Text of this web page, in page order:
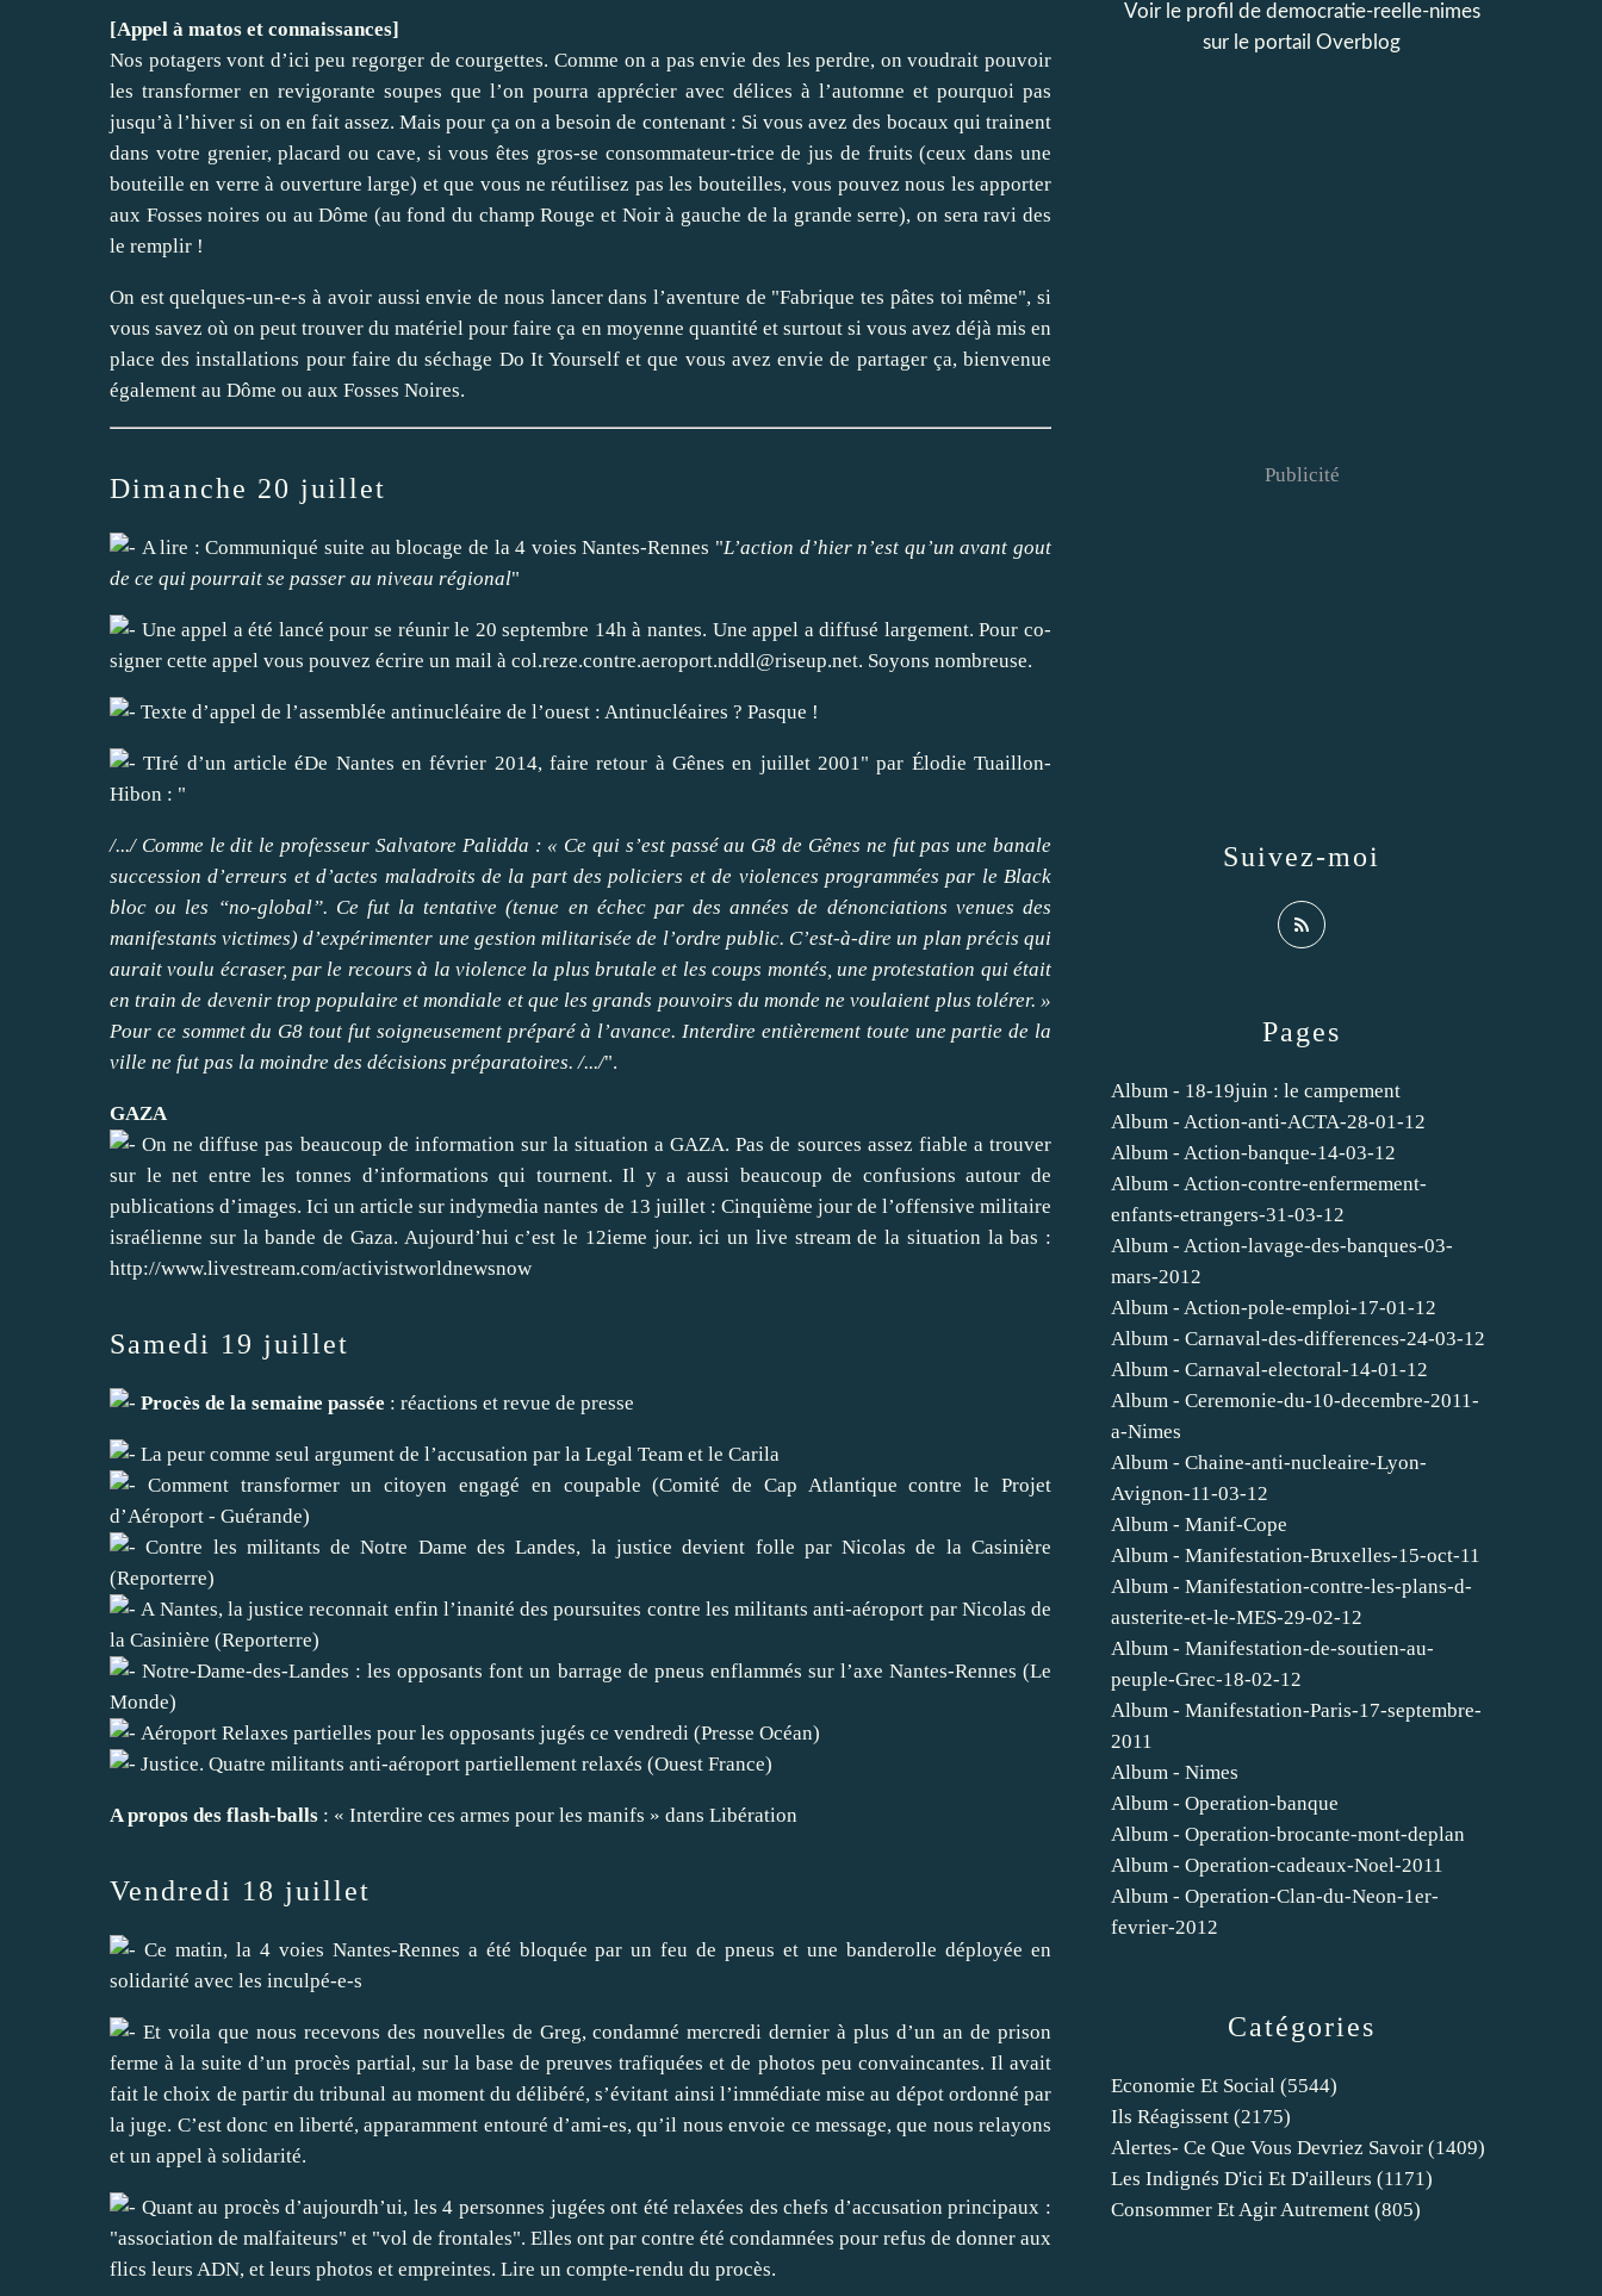
[Appel à matos et connaissances]
Nos potagers vont d’ici peu regorger de courgettes. Comme on a pas envie des les perdre, on voudrait pouvoir
les transformer en revigorante soupes que l’on pourra apprécier avec délices à l’automne et pourquoi pas
jusqu’à l’hiver si on en fait assez. Mais pour ça on a besoin de contenant : Si vous avez des bocaux qui trainent
dans votre grenier, placard ou cave, si vous êtes gros-se consommateur-trice de jus de fruits (ceux dans une
bouteille en verre à ouverture large) et que vous ne réutilisez pas les bouteilles, vous pouvez nous les apporter
aux Fosses noires ou au Dôme (au fond du champ Rouge et Noir à gauche de la grande serre), on sera ravi des
le remplir !
On est quelques-un-e-s à avoir aussi envie de nous lancer dans l’aventure de "Fabrique tes pâtes toi même", si
vous savez où on peut trouver du matériel pour faire ça en moyenne quantité et surtout si vous avez déjà mis en
place des installations pour faire du séchage Do It Yourself et que vous avez envie de partager ça, bienvenue
également au Dôme ou aux Fosses Noires.
Dimanche 20 juillet
A lire :Communiqué suite au blocage de la 4 voies Nantes-Rennes "L’action d’hier n’est qu’un avant gout
de ce qui pourrait se passer au niveau régional"
Une appel a été lancé pour se réunir le 20 septembre 14h à nantes. Une appel a diffusé largement. Pour co-
signer cette appel vous pouvez écrire un mail à col.reze.contre.aeroport.nddl@riseup.net. Soyons nombreuse.
Texte d’appel de l’assemblée antinucléaire de l’ouest : Antinucléaires ? Pasque !
TIré d’un article éDe Nantes en février 2014, faire retour à Gênes en juillet 2001" par Élodie Tuaillon-
Hibon : "
/.../ Comme le dit le professeur Salvatore Palidda : « Ce qui s’est passé au G8 de Gênes ne fut pas une banale
succession d’erreurs et d’actes maladroits de la part des policiers et de violences programmées par le Black
bloc ou les “no-global”. Ce fut la tentative (tenue en échec par des années de dénonciations venues des
manifestants victimes) d’expérimenter une gestion militarisée de l’ordre public. C’est-à-dire un plan précis qui
aurait voulu écraser, par le recours à la violence la plus brutale et les coups montés, une protestation qui était
en train de devenir trop populaire et mondiale et que les grands pouvoirs du monde ne voulaient plus tolérer. »
Pour ce sommet du G8 tout fut soigneusement préparé à l’avance. Interdire entièrement toute une partie de la
ville ne fut pas la moindre des décisions préparatoires. /.../".
GAZA
On ne diffuse pas beaucoup de information sur la situation a GAZA. Pas de sources assez fiable a trouver
sur le net entre les tonnes d’informations qui tournent. Il y a aussi beaucoup de confusions autour de
publications d’images. Ici un article sur indymedia nantes de 13 juillet : Cinquième jour de l’offensive militaire
israélienne sur la bande de Gaza. Aujourd’hui c’est le 12ieme jour. ici un live stream de la situation la bas :
http://www.livestream.com/activistworldnewsnow
Samedi 19 juillet
Procès de la semaine passée : réactions et revue de presse
La peur comme seul argument de l’accusation par la Legal Team et le Carila
Comment transformer un citoyen engagé en coupable (Comité de Cap Atlantique contre le Projet
d’Aéroport - Guérande)
Contre les militants de Notre Dame des Landes, la justice devient folle par Nicolas de la Casinière
(Reporterre)
A Nantes, la justice reconnait enfin l’inanité des poursuites contre les militants anti-aéroport par Nicolas de
la Casinière (Reporterre)
Notre-Dame-des-Landes : les opposants font un barrage de pneus enflammés sur l’axe Nantes-Rennes (Le
Monde)
Aéroport Relaxes partielles pour les opposants jugés ce vendredi (Presse Océan)
Justice. Quatre militants anti-aéroport partiellement relaxés (Ouest France)
A propos des flash-balls : « Interdire ces armes pour les manifs » dans Libération
Vendredi 18 juillet
Ce matin, la 4 voies Nantes-Rennes a été bloquée par un feu de pneus et une banderolle déployée en
solidarité avec les inculpé-e-s
Et voila que nous recevons des nouvelles de Greg, condamné mercredi dernier à plus d’un an de prison
ferme à la suite d’un procès partial, sur la base de preuves trafiquées et de photos peu convaincantes. Il avait
fait le choix de partir du tribunal au moment du délibéré, s’évitant ainsi l’immédiate mise au dépot ordonné par
la juge. C’est donc en liberté, apparamment entouré d’ami-es, qu’il nous envoie ce message, que nous relayons
et un appel à solidarité.
Quant au procès d’aujourdh’ui, les 4 personnes jugées ont été relaxées des chefs d’accusation principaux :
"association de malfaiteurs" et "vol de frontales". Elles ont par contre été condamnées pour refus de donner aux
flics leurs ADN, et leurs photos et empreintes. Lire un compte-rendu du procès.
Catégories
Economie Et Social (5544)
Ils Réagissent (2175)
Alertes- Ce Que Vous Devriez Savoir (1409)
Les Indignés D'ici Et D'ailleurs (1171)
Consommer Et Agir Autrement (805)
Pages
Album - 18-19juin : le campement
Album - Action-anti-ACTA-28-01-12
Album - Action-banque-14-03-12
Album - Action-contre-enfermement-
enfants-etrangers-31-03-12
Album - Action-lavage-des-banques-03-
mars-2012
Album - Action-pole-emploi-17-01-12
Album - Carnaval-des-differences-24-03-12
Album - Carnaval-electoral-14-01-12
Album - Ceremonie-du-10-decembre-2011-
a-Nimes
Album - Chaine-anti-nucleaire-Lyon-
Avignon-11-03-12
Album - Manif-Cope
Album - Manifestation-Bruxelles-15-oct-11
Album - Manifestation-contre-les-plans-d-
austerite-et-le-MES-29-02-12
Album - Manifestation-de-soutien-au-
peuple-Grec-18-02-12
Album - Manifestation-Paris-17-septembre-
2011
Album - Nimes
Album - Operation-banque
Album - Operation-brocante-mont-deplan
Album - Operation-cadeaux-Noel-2011
Album - Operation-Clan-du-Neon-1er-
fevrier-2012
Voir le profil de democratie-reelle-nimes
sur le portail Overblog
Suivez-moi
Publicité